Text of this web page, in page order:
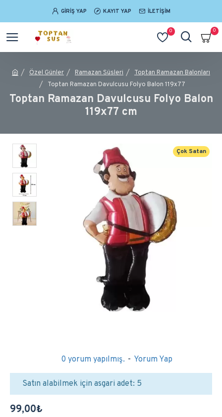
GIRIŞ YAP KAYIT YAP İLETIŞIM
0 0
Özel Günler Ramazan Süsleri
Toptan Ramazan Balonları
Toptan Ramazan Davulcusu Folyo Balon 119x77
Toptan Ramazan Davulcusu Folyo Balon
119x77 cm
Çok Satan
0 yorum yapılmış. - Yorum Yap
99,00₺
Satın alabilmek için asgari adet: 5